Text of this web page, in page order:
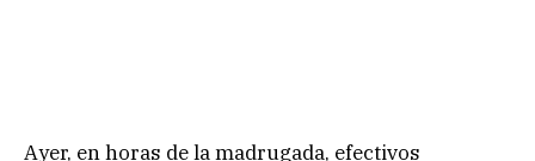
Ayer, en horas de la madrugada, efectivos